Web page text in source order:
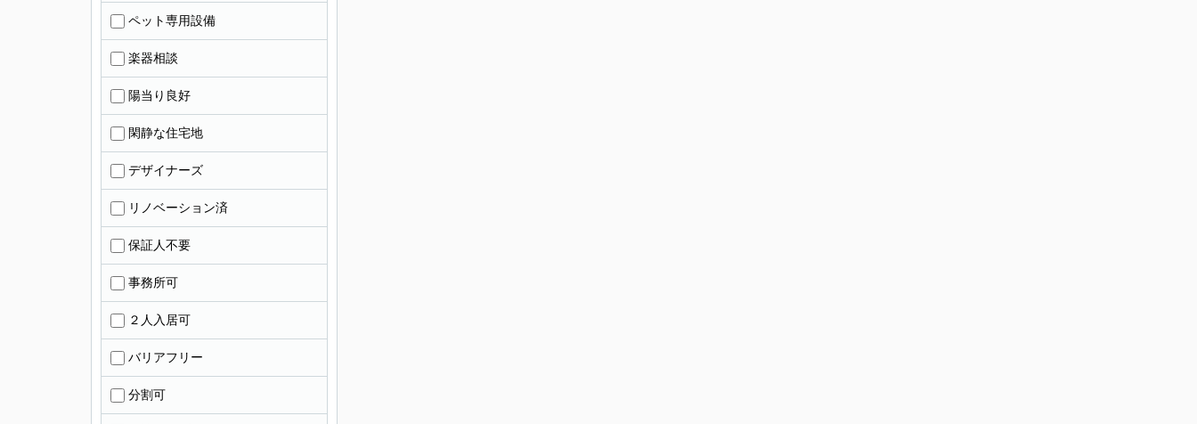
ペット専用設備
楽器相談
陽当り良好
閑静な住宅地
デザイナーズ
リノベーション済
保証人不要
事務所可
２人入居可
バリアフリー
分割可